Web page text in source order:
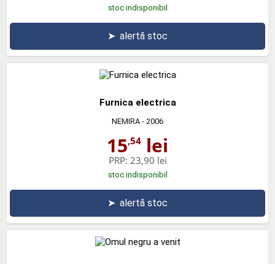
stoc indisponibil
➤ alertă stoc
Furnica electrica
NEMIRA - 2006
15,54 lei
PRP: 23,90 lei
stoc indisponibil
➤ alertă stoc